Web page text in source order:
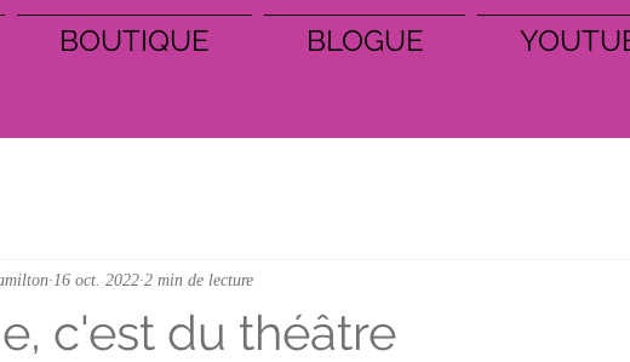
BOUTIQUE BLOGUE
c'est du théâtre
16 oct. 2022 2 min de lecture